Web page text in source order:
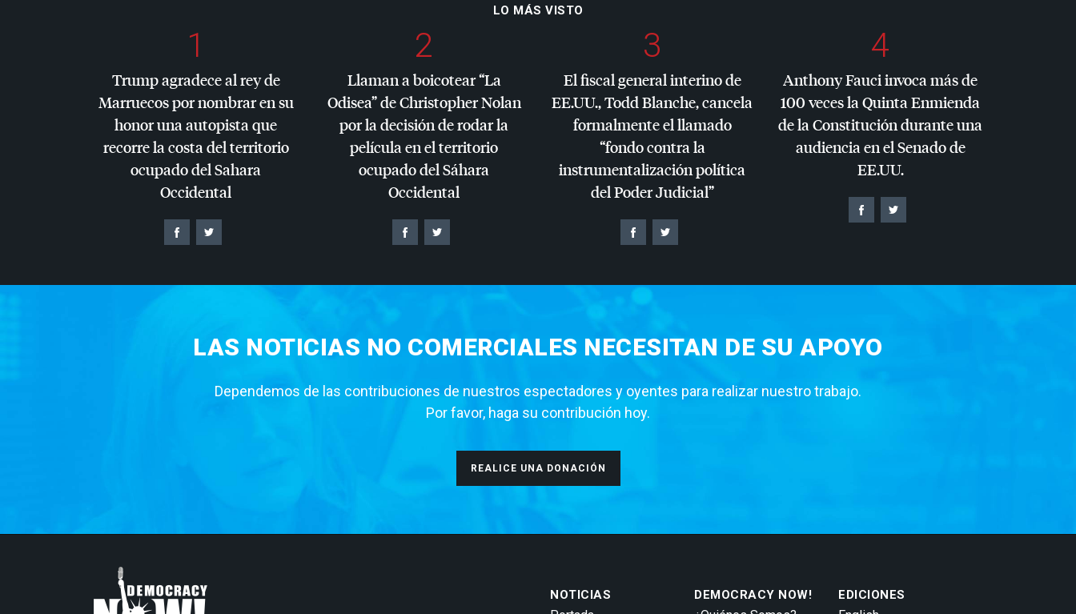
LO MÁS VISTO
1
Trump agradece al rey de
Marruecos por nombrar en su
honor una autopista que
recorre la costa del territorio
ocupado del Sahara
Occidental
2
Llaman a boicotear “La
Odisea” de Christopher Nolan
por la decisión de rodar la
película en el territorio
ocupado del Sáhara
Occidental
3
El fiscal general interino de
EE.UU., Todd Blanche, cancela
formalmente el llamado
“fondo contra la
instrumentalización política
del Poder Judicial”
4
Anthony Fauci invoca más de
100 veces la Quinta Enmienda
de la Constitución durante una
audiencia en el Senado de
EE.UU.
LAS NOTICIAS NO COMERCIALES NECESITAN DE SU APOYO
Dependemos de las contribuciones de nuestros espectadores y oyentes para realizar nuestro trabajo.
Por favor, haga su contribución hoy.
REALICE UNA DONACIÓN
NOTICIAS DEMOCRACY NOW! EDICIONES